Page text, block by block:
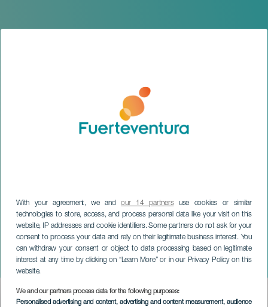
With your agreement, we andour 14 partnersuse cookies or similar
technologies to store, access, and process personal data like your visit on this
website, IP addresses and cookie identifiers. Some partners do not ask for your
consent to process your data and rely on their legitimate business interest. You
can withdraw your consent or object to data processing based on legitimate
interest at any time by clicking on “Learn More” or in our Privacy Policy on this
website.
We and our partners process data for the following purposes:
Personalised advertising and content, advertising and content measurement, audience
Les Castizos, Los
Canarios og mere i
koncert
FUERTEVENTURA
Imagen
Listado